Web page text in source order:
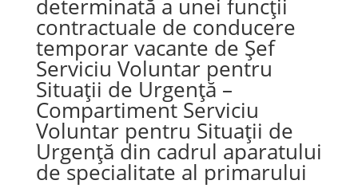
determinată a unei funcții
contractuale de conducere
temporar vacante de Șef
Serviciu Voluntar pentru
Situații de Urgență –
Compartiment Serviciu
Voluntar pentru Situații de
Urgență din cadrul aparatului
de specialitate al primarului